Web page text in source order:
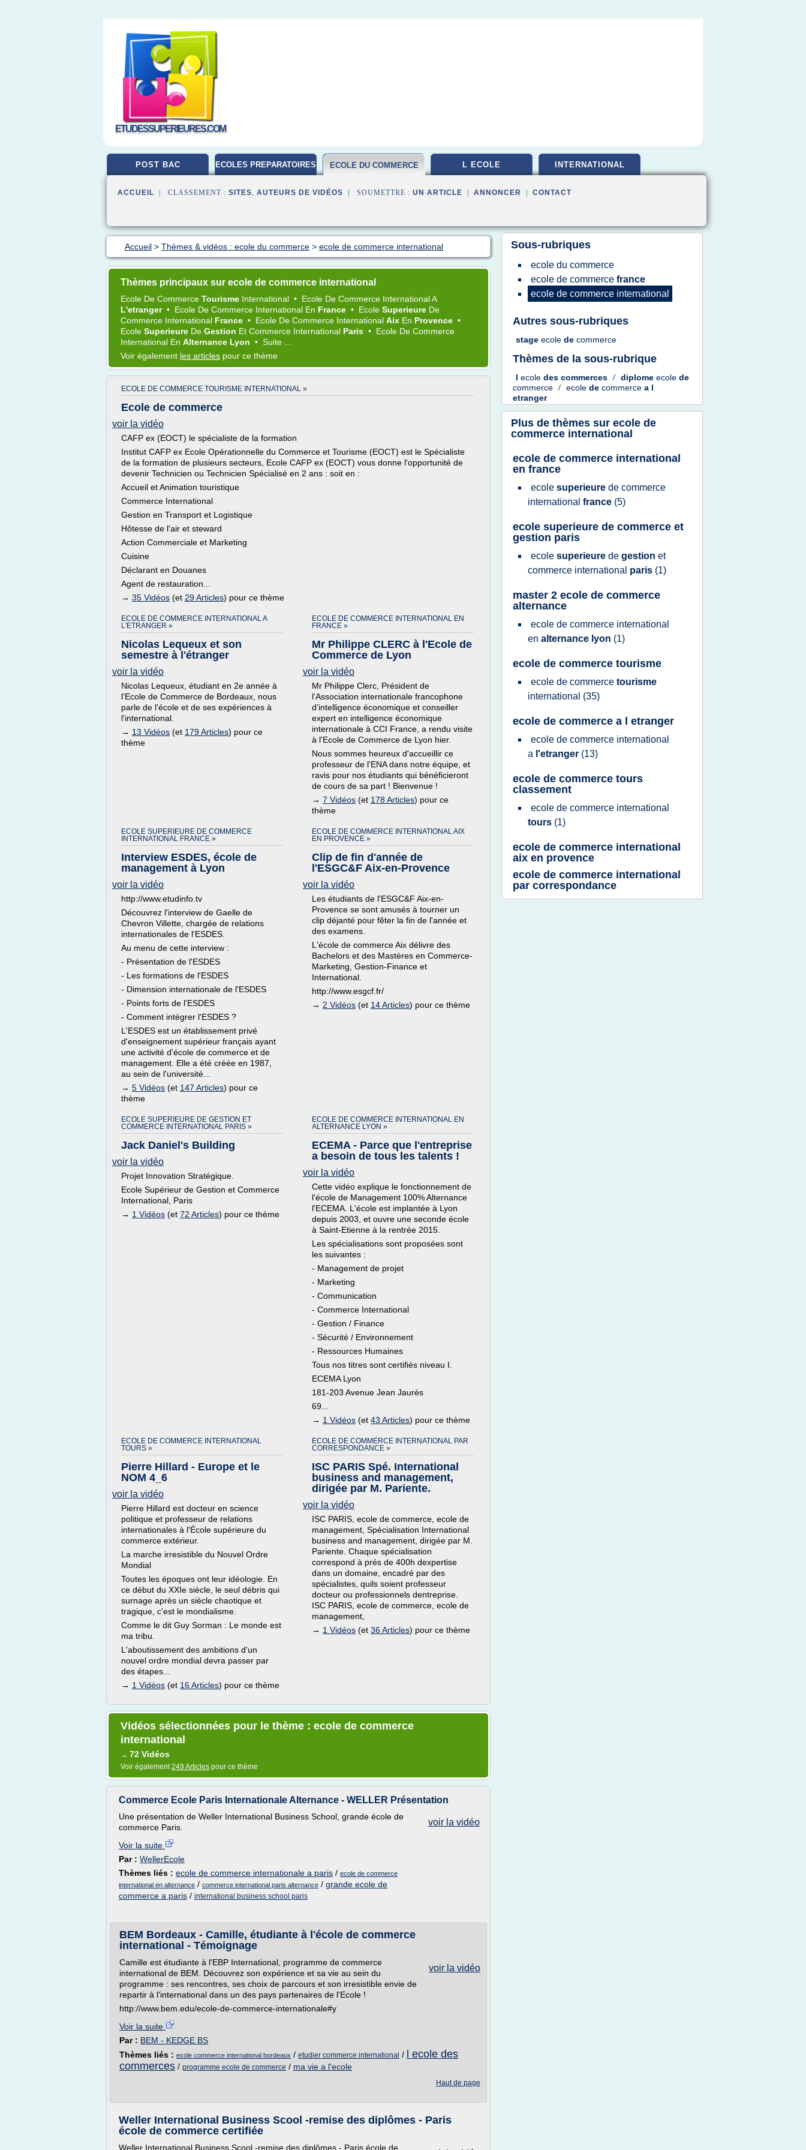
ETUDESSUPERIEURES.COM
POST BAC ECOLES PREPARATOIRES ECOLE DU COMMERCE L ECOLE INTERNATIONAL
ACCUEIL | CLASSEMENT : SITES, AUTEURS DE VIDÉOS | SOUMETTRE : UN ARTICLE ANNONCER CONTACT
Accueil > Thèmes & vidéos : ecole du commerce > ecole de commerce international
Thèmes principaux sur ecole de commerce international
Ecole De Commerce Tourisme International • Ecole De Commerce InternationalA
L'etranger • Ecole De Commerce International En France • Ecole Superieure De
Commerce International France • Ecole De Commerce International Aix En Provence •
Ecole Superieure De Gestion Et Commerce International Paris • Ecole De Commerce
International En Alternance Lyon • Suite ...
Voir également les articles pour ce thème
ECOLE DE COMMERCE TOURISME INTERNATIONAL »
Ecole de commerce
voir la vidéo
CAFP ex (EOCT) le spécialiste de la formation
Institut CAFP ex Ecole Opérationnelle du Commerce et Tourisme (EOCT) est le Spécialiste
de la formation de plusieurs secteurs, Ecole CAFP ex (EOCT) vous donne l'opportunité de
devenir Technicien ou Technicien Spécialisé en 2 ans : soit en :
Accueil et Animation touristique
Commerce International
Gestion en Transport et Logistique
Hôtesse de l'air et steward
Action Commerciale et Marketing
Cuisine
Déclarant en Douanes
Agent de restauration...
→ 35 Vidéos (et 29 Articles) pour ce thème
ECOLE DE COMMERCE INTERNATIONAL A
L'ETRANGER »
Nicolas Lequeux et son
semestre à l'étranger
voir la vidéo
Nicolas Lequeux, étudiant en 2e année à
l'Ecole de Commerce de Bordeaux, nous
parle de l'école et de ses expériences à
l'international.
→ 13 Vidéos (et 179 Articles) pour ce
thème
ECOLE DE COMMERCE INTERNATIONAL EN
FRANCE »
Mr Philippe CLERC à l'Ecole de
Commerce de Lyon
voir la vidéo
Mr Philippe Clerc, Président de
l’Association internationale francophone
d’intelligence économique et conseiller
expert en intelligence économique
internationale à CCI France, a rendu visite
à l'Ecole de Commerce de Lyon hier.
Nous sommes heureux d'accueillir ce
professeur de l'ENA dans notre équipe, et
ravis pour nos étudiants qui bénéficieront
de cours de sa part ! Bienvenue !
→ 7 Vidéos (et 178 Articles) pour ce
thème
ECOLE SUPERIEURE DE COMMERCE
INTERNATIONAL FRANCE »
Interview ESDES, école de
management à Lyon
voir la vidéo
http://www.etudinfo.tv
Découvrez l'interview de Gaelle de
Chevron Villette, chargée de relations
internationales de l'ESDES.
Au menu de cette interview :
- Présentation de l'ESDES
- Les formations de l'ESDES
- Dimension internationale de l'ESDES
- Points forts de l'ESDES
- Comment intégrer l'ESDES ?
L'ESDES est un établissement privé
d'enseignement supérieur français ayant
une activité d'école de commerce et de
management. Elle a été créée en 1987,
au sein de l'université...
→ 5 Vidéos (et 147 Articles) pour ce
thème
ECOLE DE COMMERCE INTERNATIONAL AIX
EN PROVENCE »
Clip de fin d'année de
l'ESGC&F Aix-en-Provence
voir la vidéo
Les étudiants de l'ESGC&F Aix-en-
Provence se sont amusés à tourner un
clip déjanté pour fêter la fin de l'année et
des examens.
L'école de commerce Aix délivre des
Bachelors et des Mastères en Commerce-
Marketing, Gestion-Finance et
International.
http://www.esgcf.fr/
→ 2 Vidéos (et 14 Articles) pour ce thème
ECOLE SUPERIEURE DE GESTION ET
COMMERCE INTERNATIONAL PARIS »
Jack Daniel's Building
voir la vidéo
Projet Innovation Stratégique.
Ecole Supérieur de Gestion et Commerce
International, Paris
→ 1 Vidéos (et 72 Articles) pour ce thème
ECOLE DE COMMERCE INTERNATIONAL EN
ALTERNANCE LYON »
ECEMA - Parce que l'entreprise
a besoin de tous les talents !
voir la vidéo
Cette vidéo explique le fonctionnement de
l'école de Management 100% Alternance
l'ECEMA. L'école est implantée à Lyon
depuis 2003, et ouvre une seconde école
à Saint-Etienne à la rentrée 2015.
Les spécialisations sont proposées sont
les suivantes :
- Management de projet
- Marketing
- Communication
- Commerce International
- Gestion / Finance
- Sécurité / Environnement
- Ressources Humaines
Tous nos titres sont certifiés niveau I.
ECEMA Lyon
181-203 Avenue Jean Jaurès
69...
→ 1 Vidéos (et 43 Articles) pour ce thème
ECOLE DE COMMERCE INTERNATIONAL
TOURS »
Pierre Hillard - Europe et le
NOM 4_6
voir la vidéo
Pierre Hillard est docteur en science
politique et professeur de relations
internationales à l'École supérieure du
commerce extérieur.
La marche irresistible du Nouvel Ordre
Mondial
Toutes les époques ont leur idéologie. En
ce début du XXIe siècle, le seul débris qui
surnage après un siècle chaotique et
tragique, c'est le mondialisme.
Comme le dit Guy Sorman : Le monde est
ma tribu.
L'aboutissement des ambitions d'un
nouvel ordre mondial devra passer par
des étapes...
→ 1 Vidéos (et 16 Articles) pour ce thème
ECOLE DE COMMERCE INTERNATIONAL PAR
CORRESPONDANCE »
ISC PARIS Spé. International
business and management,
dirigée par M. Pariente.
voir la vidéo
ISC PARIS, ecole de commerce, ecole de
management, Spécialisation International
business and management, dirigée par M.
Pariente. Chaque spécialisation
correspond à prés de 400h dexpertise
dans un domaine, encadré par des
spécialistes, quils soient professeur
docteur ou professionnels dentreprise.
ISC PARIS, ecole de commerce, ecole de
management,
→ 1 Vidéos (et 36 Articles) pour ce thème
Vidéos sélectionnées pour le thème : ecole de commerce
international
→ 72 Vidéos
Voir également249 Articles pour ce thème
Commerce Ecole Paris Internationale Alternance - WELLER Présentation
voir la vidéo
Une présentation de Weller International Business School, grande école de
commerce Paris.
Voir la suite
Par : WellerEcole
Thèmes liés : ecole de commerce internationale a paris / ecole de commerce
international en alternance / commerce international paris alternance / grande ecole de
commerce a paris / international business school paris
BEM Bordeaux - Camille, étudiante à l'école de commerce
international - Témoignage
voir la vidéo
Camille est étudiante à l'EBP International, programme de commerce
international de BEM. Découvrez son expérience et sa vie au sein du
programme : ses rencontres, ses choix de parcours et son irresistible envie de
repartir à l'international dans un des pays partenaires de l'Ecole !
http://www.bem.edu/ecole-de-commerce-internationale#y
Voir la suite
Par : BEM - KEDGE BS
Thèmes liés : ecole commerce international bordeaux / etudier commerce international /
l ecole des
commerces / programme ecole de commerce / ma vie a l'ecole
Haut de page
Weller International Business Scool -remise des diplômes - Paris
école de commerce certifiée
Weller International Business Scool -remise des diplômes - Paris école de
Sous-rubriques
ecole du commerce
ecole de commerce france
ecole de commerce international
Autres sous-rubriques
stage ecole de commerce
Thèmes de la sous-rubrique
l ecole des commerces / diplome ecole de
commerce / ecole de commerce a l
etranger
Plus de thèmes sur ecole de
commerce international
ecole de commerce international
en france
ecole superieure de commerce
international france (5)
ecole superieure de commerce et
gestion paris
ecole superieure de gestion et
commerce international paris (1)
master 2 ecole de commerce
alternance
ecole de commerce international
en alternance lyon (1)
ecole de commerce tourisme
ecole de commerce tourisme
international (35)
ecole de commerce a l etranger
ecole de commerce international
a l'etranger (13)
ecole de commerce tours
classement
ecole de commerce international
tours (1)
ecole de commerce international
aix en provence
ecole de commerce international
par correspondance